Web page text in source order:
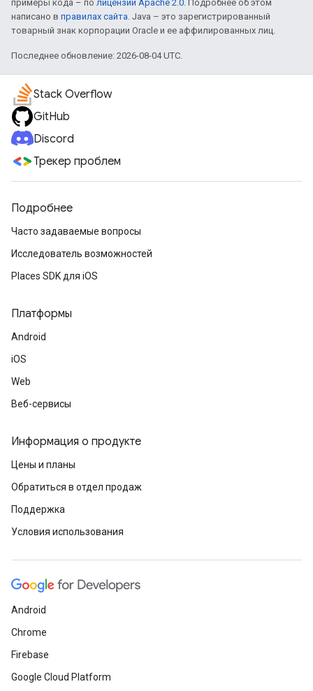
примеры кода – по лицензии Apache 2.0. Подробнее об этом
написано в правилах сайта. Java – это зарегистрированный
товарный знак корпорации Oracle и ее аффилированных лиц.
Последнее обновление: 2026-08-04 UTC.
Stack Overflow
GitHub
Discord
Трекер проблем
Подробнее
Часто задаваемые вопросы
Исследователь возможностей
Places SDK для iOS
Платформы
Android
iOS
Web
Веб-сервисы
Информация о продукте
Цены и планы
Обратиться в отдел продаж
Поддержка
Условия использования
Android
Chrome
Firebase
Google Cloud Platform